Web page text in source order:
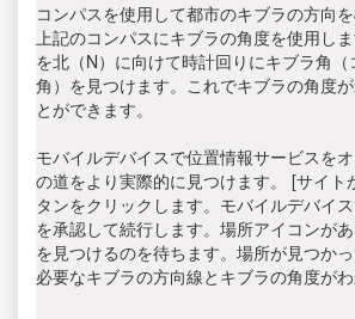
コンパスを使用して都市のキブラの方向を
上記のコンパスにキブラの角度を使用し
を北（N）に向けて時計回りにキブラ角（
角）を見つけます。これでキブラの角度
とができます。
モバイルデバイスで位置情報サービスを
の道をより実際的に見つけます。 [サイト
タンをクリックします。モバイルデバイ
を承認して続行します。場所アイコンが
を見つけるのを待ちます。場所が見つか
必要なキブラの方向線とキブラの角度がわ